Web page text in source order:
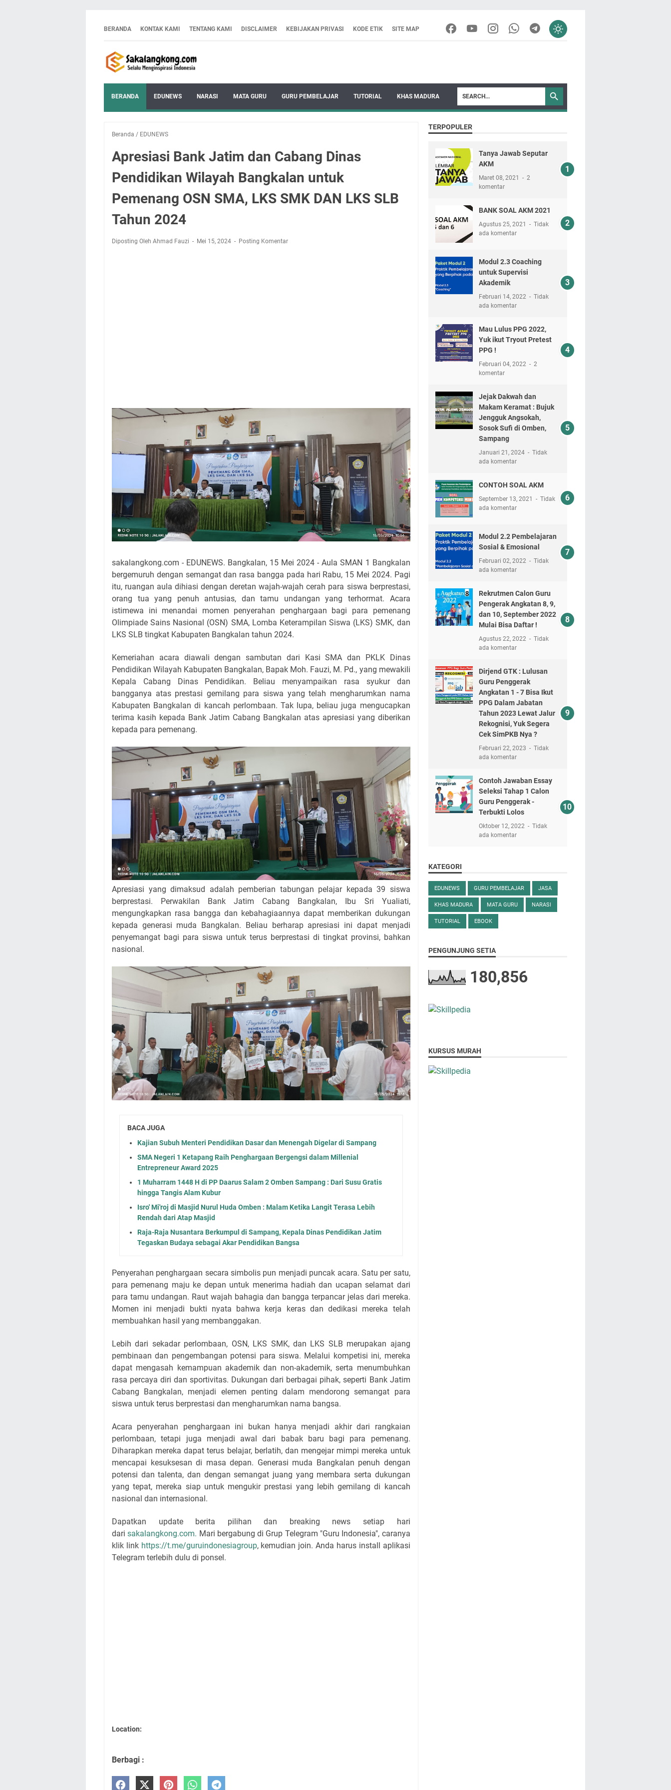
BERANDA KONTAK KAMI TENTANG KAMI DISCLAIMER KEBIJAKAN PRIVASI KODE ETIK SITE MAP
BERANDA EDUNEWS NARASI MATA GURU GURU PEMBELAJAR TUTORIAL KHAS MADURA
Beranda / EDUNEWS
Apresiasi Bank Jatim dan Cabang Dinas
Pendidikan Wilayah Bangkalan untuk
Pemenang OSN SMA, LKS SMK DAN LKS SLB
Tahun 2024
Diposting Oleh Ahmad Fauzi Mei 15, 2024 Posting Komentar
sakalangkong.com - EDUNEWS. Bangkalan, 15 Mei 2024 - Aula SMAN 1 Bangkalan
bergemuruh dengan semangat dan rasa bangga pada hari Rabu, 15 Mei 2024. Pagi
itu, ruangan aula dihiasi dengan deretan wajah-wajah cerah para siswa berprestasi,
orang tua yang penuh antusias, dan tamu undangan yang terhormat. Acara
istimewa ini menandai momen penyerahan penghargaan bagi para pemenang
Olimpiade Sains Nasional (OSN) SMA, Lomba Keterampilan Siswa (LKS) SMK, dan
LKS SLB tingkat Kabupaten Bangkalan tahun 2024.
Kemeriahan acara diawali dengan sambutan dari Kasi SMA dan PKLK Dinas
Pendidikan Wilayah Kabupaten Bangkalan, Bapak Moh. Fauzi, M. Pd., yang mewakili
Kepala Cabang Dinas Pendidikan. Beliau menyampaikan rasa syukur dan
bangganya atas prestasi gemilang para siswa yang telah mengharumkan nama
Kabupaten Bangkalan di kancah perlombaan. Tak lupa, beliau juga mengucapkan
terima kasih kepada Bank Jatim Cabang Bangkalan atas apresiasi yang diberikan
kepada para pemenang.
Apresiasi yang dimaksud adalah pemberian tabungan pelajar kepada 39 siswa
berprestasi. Perwakilan Bank Jatim Cabang Bangkalan, Ibu Sri Yualiati,
mengungkapkan rasa bangga dan kebahagiaannya dapat memberikan dukungan
kepada generasi muda Bangkalan. Beliau berharap apresiasi ini dapat menjadi
penyemangat bagi para siswa untuk terus berprestasi di tingkat provinsi, bahkan
nasional.
BACA JUGA
Kajian Subuh Menteri Pendidikan Dasar dan Menengah Digelar di Sampang
SMA Negeri 1 Ketapang Raih Penghargaan Bergengsi dalam Millenial
Entrepreneur Award 2025
1 Muharram 1448 H di PP Daarus Salam 2 Omben Sampang : Dari Susu Gratis
hingga Tangis Alam Kubur
Isro' Mi'roj di Masjid Nurul Huda Omben : Malam Ketika Langit Terasa Lebih
Rendah dari Atap Masjid
Raja-Raja Nusantara Berkumpul di Sampang, Kepala Dinas Pendidikan Jatim
Tegaskan Budaya sebagai Akar Pendidikan Bangsa
Penyerahan penghargaan secara simbolis pun menjadi puncak acara. Satu per satu,
para pemenang maju ke depan untuk menerima hadiah dan ucapan selamat dari
para tamu undangan. Raut wajah bahagia dan bangga terpancar jelas dari mereka.
Momen ini menjadi bukti nyata bahwa kerja keras dan dedikasi mereka telah
membuahkan hasil yang membanggakan.
Lebih dari sekadar perlombaan, OSN, LKS SMK, dan LKS SLB merupakan ajang
pembinaan dan pengembangan potensi para siswa. Melalui kompetisi ini, mereka
dapat mengasah kemampuan akademik dan non-akademik, serta menumbuhkan
rasa percaya diri dan sportivitas. Dukungan dari berbagai pihak, seperti Bank Jatim
Cabang Bangkalan, menjadi elemen penting dalam mendorong semangat para
siswa untuk terus berprestasi dan mengharumkan nama bangsa.
Acara penyerahan penghargaan ini bukan hanya menjadi akhir dari rangkaian
perlombaan, tetapi juga menjadi awal dari babak baru bagi para pemenang.
Diharapkan mereka dapat terus belajar, berlatih, dan mengejar mimpi mereka untuk
mencapai kesuksesan di masa depan. Generasi muda Bangkalan penuh dengan
potensi dan talenta, dan dengan semangat juang yang membara serta dukungan
yang tepat, mereka siap untuk mengukir prestasi yang lebih gemilang di kancah
nasional dan internasional.
Dapatkan update berita pilihan dan breaking news setiap hari
darisakalangkong.com. Mari bergabung di Grup Telegram "Guru Indonesia", caranya
klik link https://t.me/guruindonesiagroup, kemudian join. Anda harus install aplikasi
Telegram terlebih dulu di ponsel.
Location:
Berbagi :
TERPOPULER
Tanya Jawab Seputar
AKM
Maret 08, 2021
2
komentar
BANK SOAL AKM 2021
Agustus 25, 2021
Tidak
ada komentar
Modul 2.3 Coaching
untuk Supervisi
Akademik
Februari 14, 2022
Tidak
ada komentar
Mau Lulus PPG 2022,
Yuk ikut Tryout Pretest
PPG !
Februari 04, 2022
2
komentar
Jejak Dakwah dan
Makam Keramat : Bujuk
Jengguk Angsokah,
Sosok Sufi di Omben,
Sampang
Januari 21, 2024
Tidak
ada komentar
CONTOH SOAL AKM
September 13, 2021
Tidak
ada komentar
Modul 2.2 Pembelajaran
Sosial & Emosional
Februari 02, 2022
Tidak
ada komentar
Rekrutmen Calon Guru
Pengerak Angkatan 8, 9,
dan 10, September 2022
Mulai Bisa Daftar !
Agustus 22, 2022
Tidak
ada komentar
Dirjend GTK : Lulusan
Guru Penggerak
Angkatan 1 - 7 Bisa Ikut
PPG Dalam Jabatan
Tahun 2023 Lewat Jalur
Rekognisi, Yuk Segera
Cek SimPKB Nya ?
Februari 22, 2023
Tidak
ada komentar
Contoh Jawaban Essay
Seleksi Tahap 1 Calon
Guru Penggerak -
Terbukti Lolos
Oktober 12, 2022
Tidak
ada komentar
KATEGORI
EDUNEWS GURU PEMBELAJAR JASA
KHAS MADURA MATA GURU NARASI
TUTORIAL EBOOK
PENGUNJUNG SETIA
180,856
KURSUS MURAH